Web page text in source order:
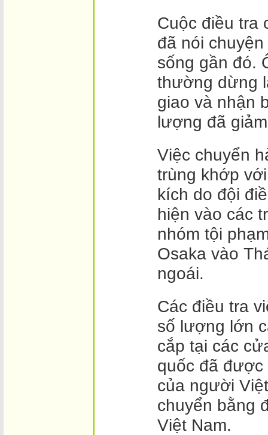
Cuộc điều tra
đã nói
sống gần đó.
thường dừng
giao và nhận
lượng đã
Việc chuyển
trùng khớp
kích do đội
hiện vào các
nhóm tội
Osaka vào
ngoái.
Các điều tra
số lượng lớn
cắp tại các
quốc đã
của người
chuyển bằng
Việt Nam.